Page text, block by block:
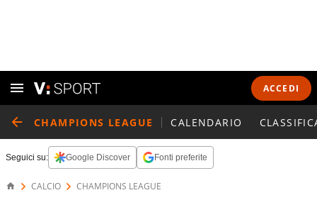
ACCEDI
CHAMPIONS LEAGUE CALENDARIO
Seguici su: Google Discover Fonti preferite
CALCIO CHAMPIONS LEAGUE